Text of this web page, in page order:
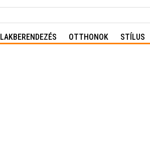
LAKBERENDEZÉS OTTHONOK STÍLUS